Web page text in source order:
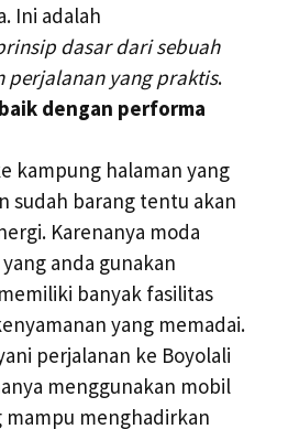
Ini adalah
dasar dari sebuah
perjalanan yang praktis.
dengan performa
kampung halaman yang
sudah barang tentu akan
Karenanya moda
anda gunakan
banyak fasilitas
yang memadai.
perjalanan ke Boyolali
menggunakan mobil
mampu menghadirkan